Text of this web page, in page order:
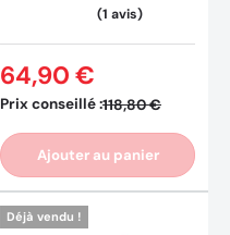
Prix conseillé :118,80 €
64,90 €
Ajouter au panier
Déjà vendu !